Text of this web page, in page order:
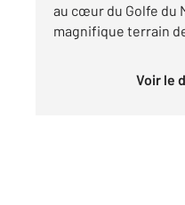
au cœur du Golfe du
magnifique terrain de
Voir le